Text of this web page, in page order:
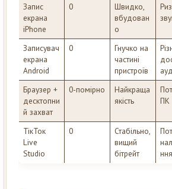
Запис
екрана
iPhone
0
Швидко,
вбудован
о
Записувач
екрана
Android
0
Гнучко на
частині
пристроїв
Браузер +
десктопни
й захват
0-помірно
Найкраща
якість
ПК
ТікТок
Live
Studio
0
Стабільно,
вищий
бітрейт
ння